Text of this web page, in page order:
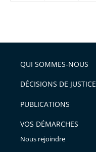
arriver
après
l'article
pour
avant
QUI SOMMES-NOUS
DÉCISIONS DE JUSTICE
PUBLICATIONS
VOS DÉMARCHES
Nous rejoindre